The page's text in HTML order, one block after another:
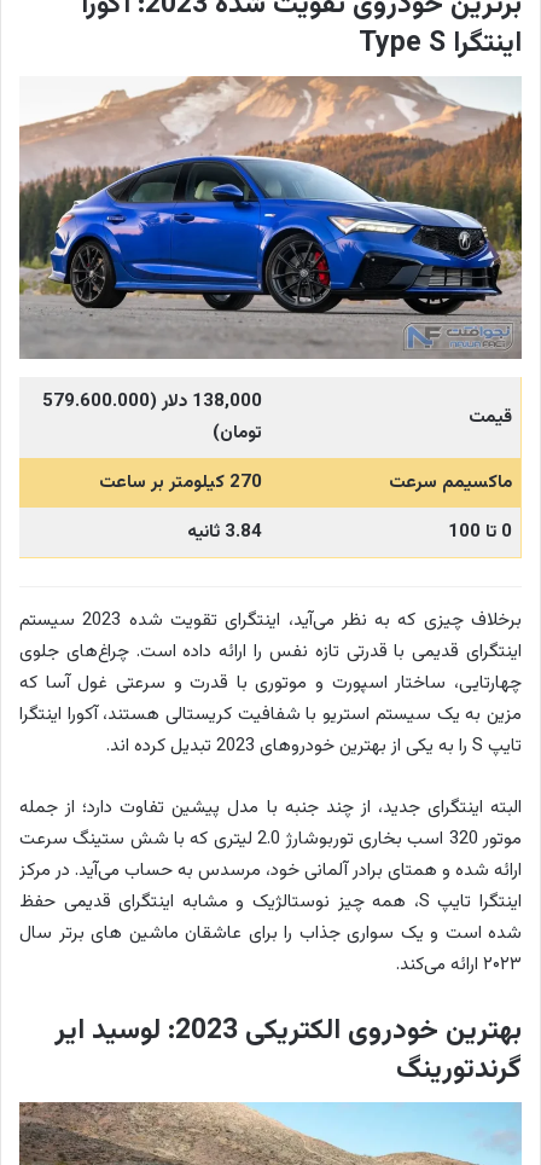
اینتگرا Type S
قیمت
138,000
دلار (579.600.000
تومان)
ماکسیمم سرعت
270 کیلومتر بر ساعت
0 تا 100
3.84 ثانیه
برخلاف چیزی که به نظر می‌آید، اینتگرای تقویت شده 2023 سیستم
اینتگرای قدیمی با قدرتی تازه نفس را ارائه داده است. چراغ‌های جلوی
چهارتایی، ساختار اسپورت و موتوری با قدرت و سرعتی غول آسا که
مزین به یک سیستم استریو با شفافیت کریستالی هستند، آکورا اینتگرا
تایپ S را به یکی از بهترین خودروهای 2023 تبدیل کرده اند.
البته اینتگرای جدید، از چند جنبه با مدل پیشین تفاوت دارد؛ از جمله
موتور 320 اسب بخاری توربوشارژ 2.0 لیتری که با شش ستینگ سرعت
ارائه شده و همتای برادر آلمانی خود، مرسدس به حساب می‌آید. در مرکز
اینتگرا تایپ S، همه چیز نوستالژیک و مشابه اینتگرای قدیمی حفظ
شده است و یک سواری جذاب را برای عاشقان ماشین های برتر سال
۲۰۲۳ ارائه می‌کند.
بهترین خودروی الکتریکی 2023: لوسید ایر
گرندتورینگ